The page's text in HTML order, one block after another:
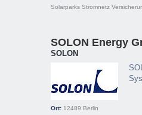
Solarparks Stromnetz
SOLON Energy
SOLON
Ort: 12489 Berlin